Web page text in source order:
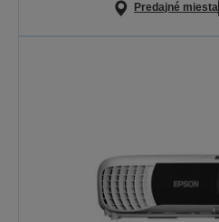
Predajné miesta